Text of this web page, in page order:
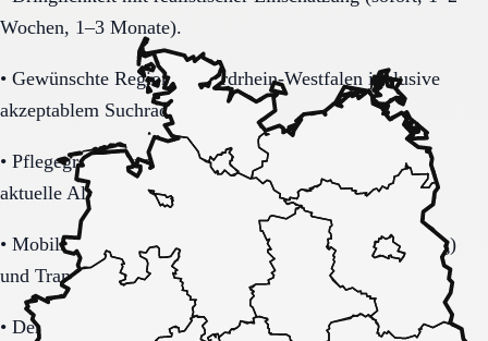
Wochen, 1–3 Monate).
• Gewünschte Region in Nordrhein-Westfalen inklusive
akzeptablem Suchradius.
• Pflegegrad-Status (vorhanden, beantragt, unklar) und
aktuelle Alltagsbelastung.
• Mobilität (selbstständig, Rollator, Rollstuhl, bettlägerig)
und Transferbedarf.
• Demenzbezogene Anforderungen (ja, nein, unklar) mit